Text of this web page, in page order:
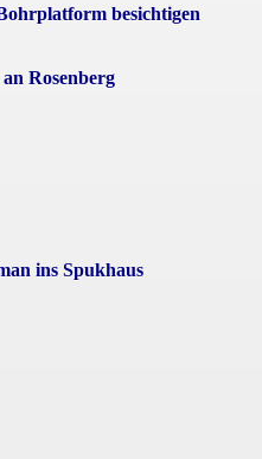
besichtigen
Rosenberg
ins Spukhaus